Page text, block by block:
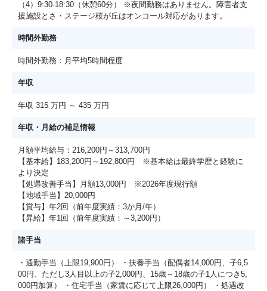
（4）9:30-18:30（休憩60分） ※夜間勤務はありません。障害者支
援施設とさ・ステージ桜が丘はオンコール対応があります。
時間外勤務
時間外勤務：月平均5時間程度
年収
年収 315 万円 ～ 435 万円
年収・月給の補足情報
月額平均給与：216,200円～313,700円
【基本給】183,200円～192,800円 ※基本給は最終学歴と経験に
より決定
【処遇改善手当】月額13,000円 ※2026年度現行額
【地域手当】20,000円
【賞与】年2回（前年度実績：3か月/年）
【昇給】年1回（前年度実績：～3,200円）
諸手当
・通勤手当（上限19,900円） ・扶養手当（配偶者14,000円、子6,5
00円、ただし3人目以上の子2,000円、15歳～18歳の子1人につき5,
000円加算） ・住宅手当（家賃に応じて上限26,000円） ・処遇改